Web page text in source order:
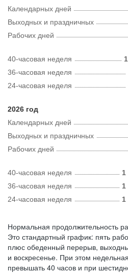
Календарных дней
Рабочих дней
Выходных и праздничных
40-часовая неделя
36-часовая неделя
24-часовая неделя
2026 год
Календарных дней
Рабочих дней
Выходных и праздничных
40-часовая неделя
1
36-часовая неделя
1
24-часовая неделя
1
Нормальная продолжительность
Это стандартный график: пять
плюс обеденный перерыв,
и воскресенье. При этом
превышать 40 часов и при